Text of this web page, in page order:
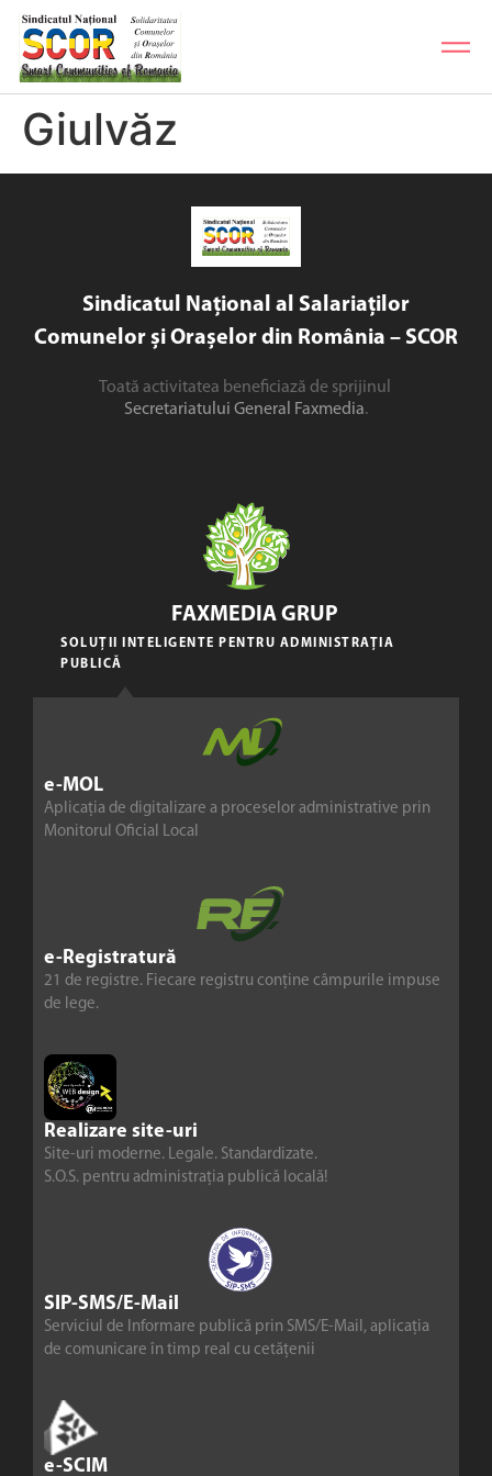
Giulvăz
Sindicatul Național al Salariaților
Comunelor și Orașelor din România – SCOR
Toată activitatea beneficiază de sprijinul
Secretariatului General Faxmedia.
e-MOL
Aplicația de digitalizare a proceselor administrative prin
Monitorul Oficial Local
e-Registratură
21 de registre. Fiecare registru conține câmpurile impuse
de lege.
Realizare site-uri
Site-uri moderne. Legale. Standardizate.
S.O.S. pentru administrația publică locală!
SIP-SMS/E-Mail
Serviciul de Informare publică prin SMS/E-Mail, aplicația
de comunicare în timp real cu cetățenii
e-SCIM
FAXMEDIA GRUP
SOLUȚII INTELIGENTE PENTRU ADMINISTRAȚIA
PUBLICĂ